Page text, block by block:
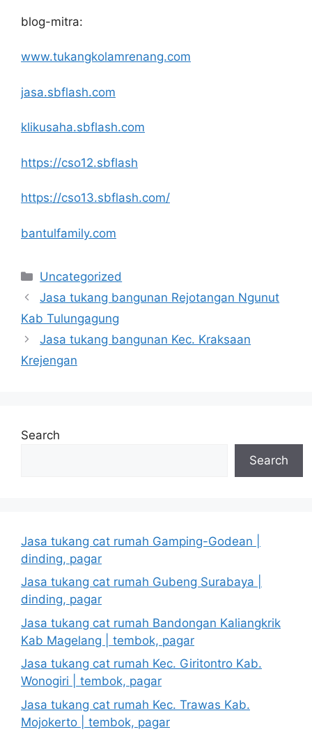
blog-mitra:
www.tukangkolamrenang.com
jasa.sbflash.com
klikusaha.sbflash.com
https://cso12.sbflash
https://cso13.sbflash.com/
bantulfamily.com
Categories
Uncategorized
Jasa tukang bangunan Rejotangan Ngunut
Kab Tulungagung
Jasa tukang bangunan Kec. Kraksaan
Krejengan
Search
Search
Jasa tukang cat rumah Gamping-Godean |
dinding, pagar
Jasa tukang cat rumah Gubeng Surabaya |
dinding, pagar
Jasa tukang cat rumah Bandongan Kaliangkrik
Kab Magelang | tembok, pagar
Jasa tukang cat rumah Kec. Giritontro Kab.
Wonogiri | tembok, pagar
Jasa tukang cat rumah Kec. Trawas Kab.
Mojokerto | tembok, pagar